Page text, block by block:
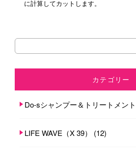
に計算してカットします。
カテゴリー
Do-sシャンプー＆トリートメント
LIFE WAVE（X 39） (12)